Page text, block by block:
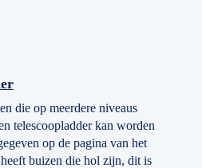
die op meerdere niveaus
telescoopladder kan worden
op de pagina van het
buizen die hol zijn, dit is